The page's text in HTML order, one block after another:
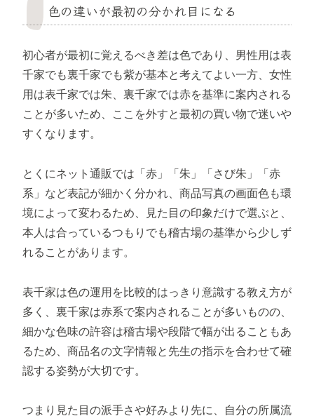
色の違いが最初の分かれ目になる
初心者が最初に覚えるべき差は色であり、男性用は表
千家でも裏千家でも紫が基本と考えてよい一方、女性
用は表千家では朱、裏千家では赤を基準に案内される
ことが多いため、ここを外すと最初の買い物で迷いや
すくなります。
とくにネット通販では「赤」「朱」「さび朱」「赤
系」など表記が細かく分かれ、商品写真の画面色も環
境によって変わるため、見た目の印象だけで選ぶと、
本人は合っているつもりでも稽古場の基準から少しず
れることがあります。
表千家は色の運用を比較的はっきり意識する教え方が
多く、裏千家は赤系で案内されることが多いものの、
細かな色味の許容は稽古場や段階で幅が出ることもあ
るため、商品名の文字情報と先生の指示を合わせて確
認する姿勢が大切です。
つまり見た目の派手さや好みより先に、自分の所属流